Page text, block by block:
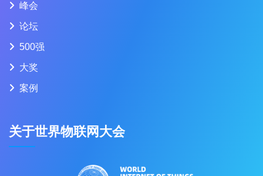
峰会
论坛
500强
大奖
案例
关于世界物联网大会